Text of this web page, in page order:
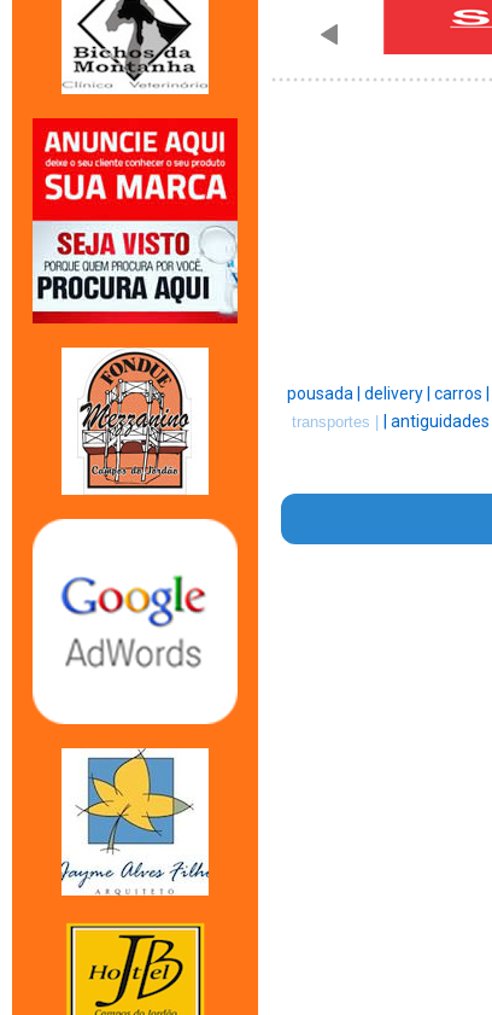
pousada | delivery | carros |
transportes | antiguidades |